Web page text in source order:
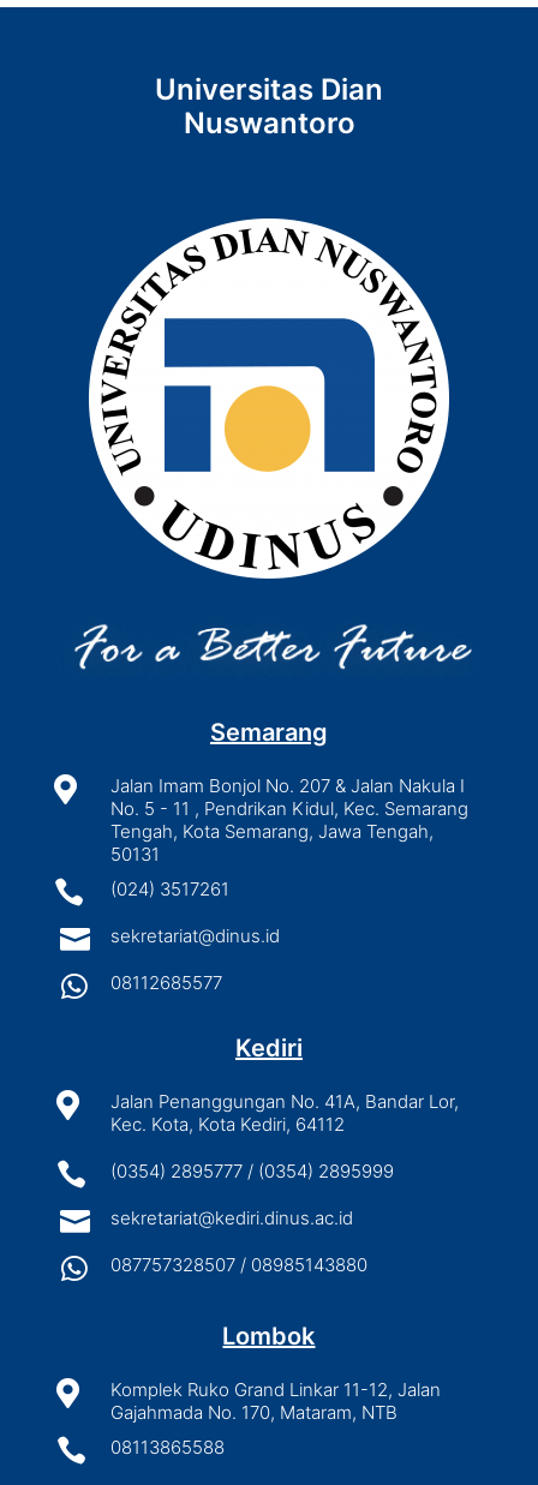
Universitas Dian
Nuswantoro
Semarang

Jalan Imam Bonjol No. 207 & Jalan Nakula I
No. 5 - 11 , Pendrikan Kidul, Kec. Semarang
Tengah, Kota Semarang, Jawa Tengah,
50131
 (024) 3517261
 sekretariat@dinus.id
 08112685577
Kediri

Jalan Penanggungan No. 41A, Bandar Lor,
Kec. Kota, Kota Kediri, 64112
 (0354) 2895777 / (0354) 2895999
 sekretariat@kediri.dinus.ac.id
 087757328507 / 08985143880
Lombok

Komplek Ruko Grand Linkar 11-12, Jalan
Gajahmada No. 170, Mataram, NTB
 08113865588